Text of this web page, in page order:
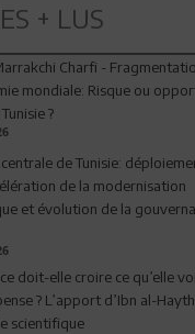
+ LUS
Charfi -
mondiale: Risque ou
?
de Tunisie:
de la modernisation
et évolution de la
doit-elle croire ce qu’elle
? L’apport d’Ibn al-
scientifique